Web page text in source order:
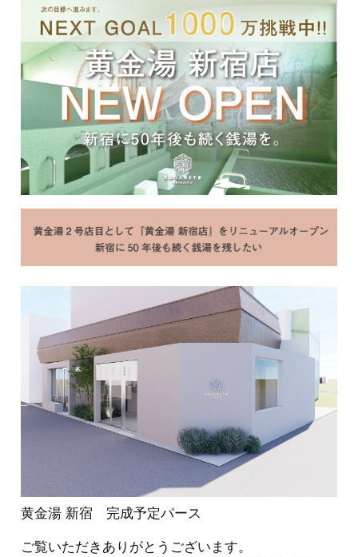
黄金湯 新宿 完成予定パース
ご覧いただきありがとうございます。